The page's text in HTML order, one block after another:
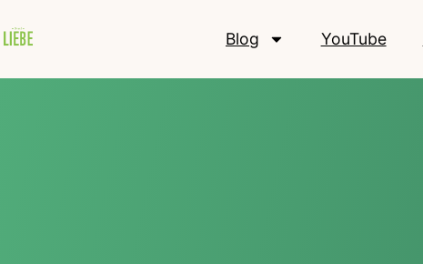
Blog YouTube